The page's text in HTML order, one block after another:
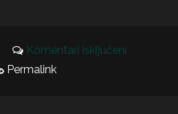
Komentari isključeni
Permalink